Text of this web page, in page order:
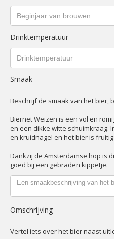
Drinktemperatuur
Smaak
Beschrijf de smaak van het bier,
Biernet Weizen is een vol en
en een dikke witte schuimkraag.
en kruidnagel en het bier is
Dankzij de Amsterdamse hop is
goed bij een gebraden kippetje.
Omschrijving
Vertel iets over het bier naast